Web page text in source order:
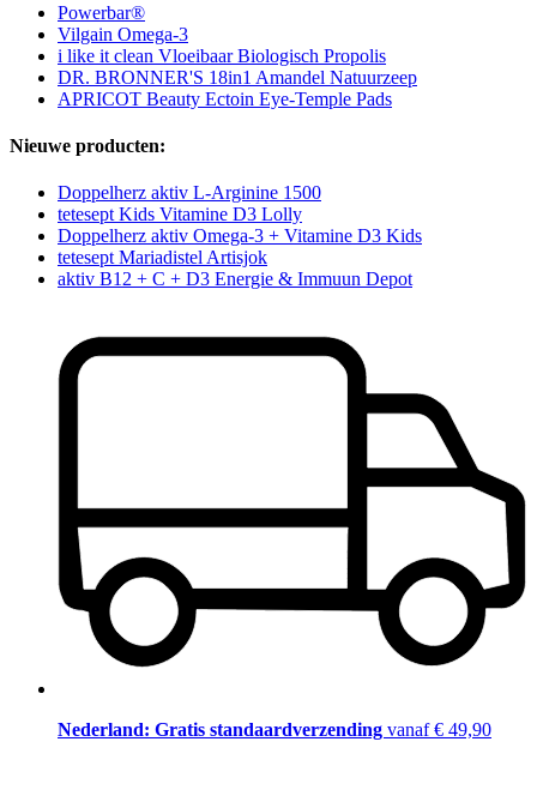
Powerbar®
Vilgain Omega-3
i like it clean Vloeibaar Biologisch Propolis
DR. BRONNER'S 18in1 Amandel Natuurzeep
APRICOT Beauty Ectoin Eye-Temple Pads
Nieuwe producten:
Doppelherz aktiv L-Arginine 1500
tetesept Kids Vitamine D3 Lolly
Doppelherz aktiv Omega-3 + Vitamine D3 Kids
tetesept Mariadistel Artisjok
aktiv B12 + C + D3 Energie & Immuun Depot
Nederland: Gratis standaardverzending vanaf € 49,90